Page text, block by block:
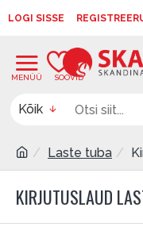
LOGI SISSE
Kõik
Laste tuba
KIRJUTUSLAUD